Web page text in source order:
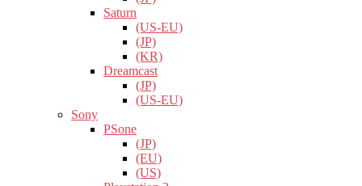
Saturn
(US-EU)
(JP)
(KR)
Dreamcast
(JP)
(US-EU)
Sony
PSone
(JP)
(EU)
(US)